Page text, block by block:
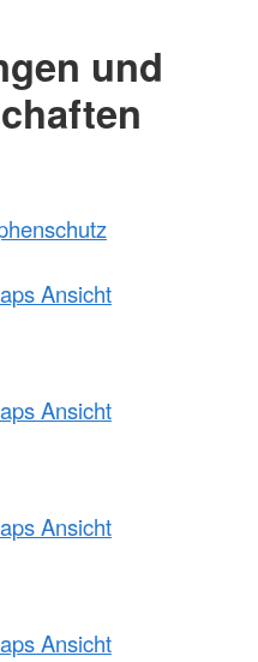
und
Ansicht
Ansicht
Ansicht
Ansicht